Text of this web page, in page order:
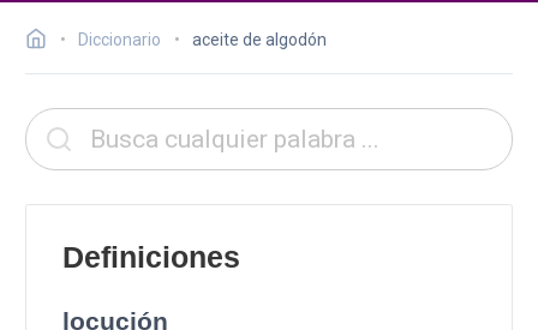
Diccionario aceite de algodón
Definiciones
locución